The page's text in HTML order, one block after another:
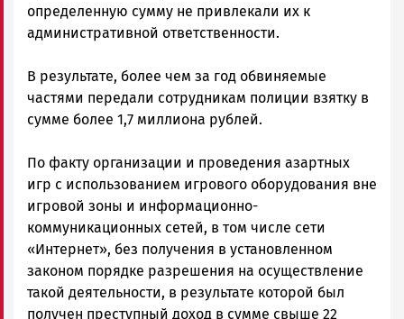
определенную сумму не привлекали их к
административной ответственности.
В результате, более чем за год обвиняемые
частями передали сотрудникам полиции взятку в
сумме более 1,7 миллиона рублей.
По факту организации и проведения азартных
игр с использованием игрового оборудования вне
игровой зоны и информационно-
коммуникационных сетей, в том числе сети
«Интернет», без получения в установленном
законом порядке разрешения на осуществление
такой деятельности, в результате которой был
получен преступный доход в сумме свыше 22